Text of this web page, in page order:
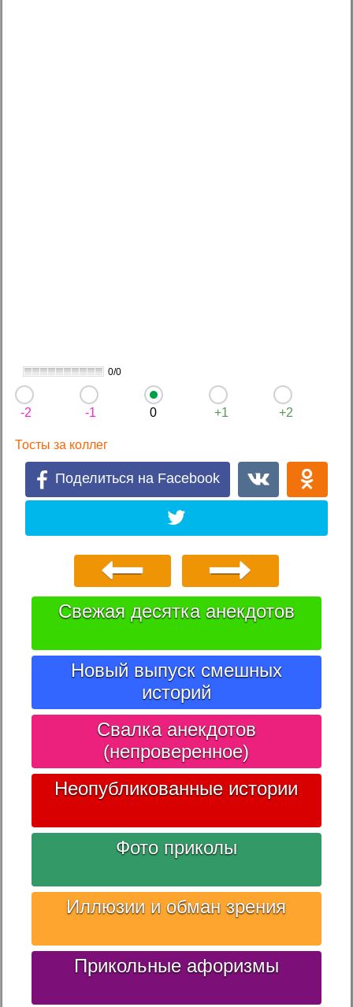
0/0
-2 -1 0 +1 +2
Тосты за коллег
Поделиться на Facebook
Свежая десятка анекдотов
Новый выпуск смешных
историй
Свалка анекдотов
(непроверенное)
Неопубликованные истории
Фото приколы
Иллюзии и обман зрения
Прикольные афоризмы